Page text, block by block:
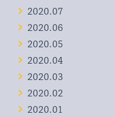
2020.07
2020.06
2020.05
2020.04
2020.03
2020.02
2020.01